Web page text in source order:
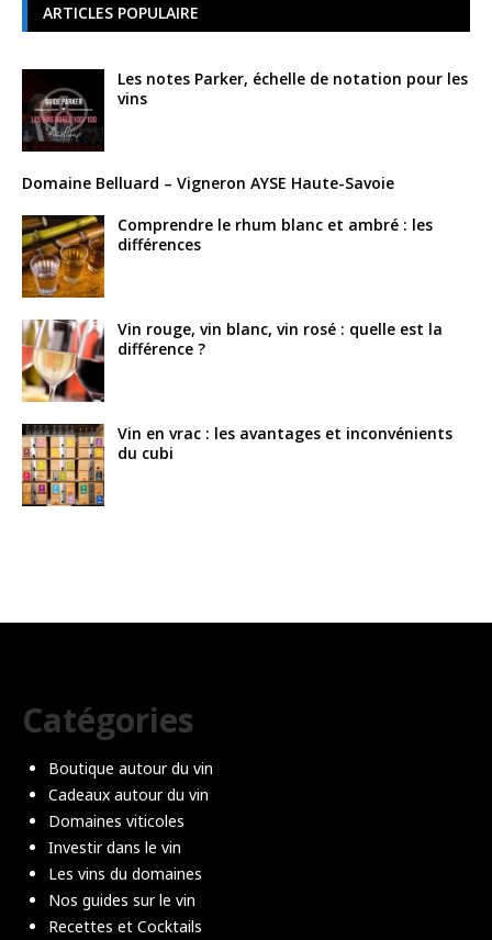
ARTICLES POPULAIRE
Les notes Parker, échelle de notation pour les
vins
Domaine Belluard – Vigneron AYSE Haute-Savoie
Comprendre le rhum blanc et ambré : les
différences
Vin rouge, vin blanc, vin rosé : quelle est la
différence ?
Vin en vrac : les avantages et inconvénients
du cubi
Catégories
Boutique autour du vin
Cadeaux autour du vin
Domaines viticoles
Investir dans le vin
Les vins du domaines
Nos guides sur le vin
Recettes et Cocktails